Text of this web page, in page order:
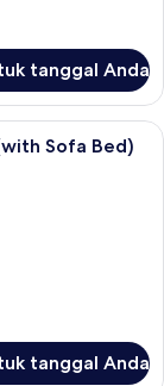
tanggal Anda
setrika/meja
Sofa Bed)
tanggal Anda